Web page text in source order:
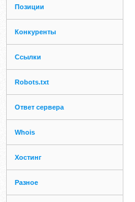
Позиции
Конкуренты
Ссылки
Robots.txt
Ответ сервера
Whois
Хостинг
Разное